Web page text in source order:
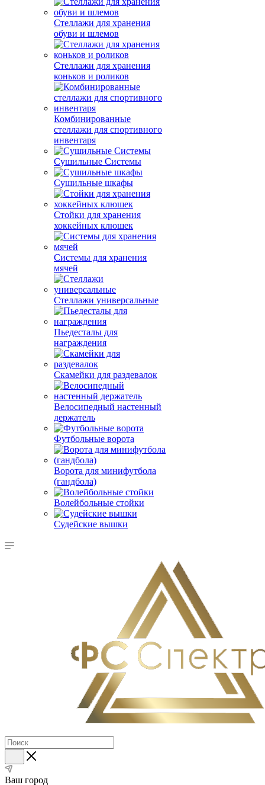
Стеллажи для хранения
обуви и шлемов
Стеллажи для хранения
коньков и роликов
Комбинированные
стеллажи для спортивного
инвентаря
Сушильные Системы
Сушильные шкафы
Стойки для хранения
хоккейных клюшек
Системы для хранения
мячей
Стеллажи универсальные
Пьедесталы для
награждения
Скамейки для раздевалок
Велосипедный настенный
держатель
Футбольные ворота
Ворота для минифутбола
(гандбола)
Волейбольные стойки
Судейские вышки
Ваш город